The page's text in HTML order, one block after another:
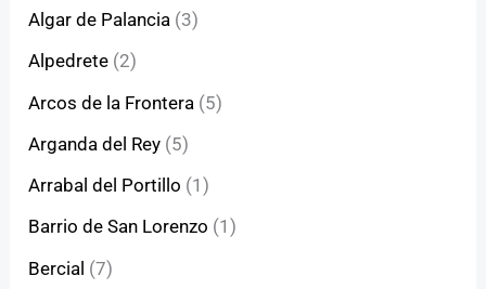
Algar de Palancia (3)
Alpedrete (2)
Arcos de la Frontera (5)
Arganda del Rey (5)
Arrabal del Portillo (1)
Barrio de San Lorenzo (1)
Bercial (7)